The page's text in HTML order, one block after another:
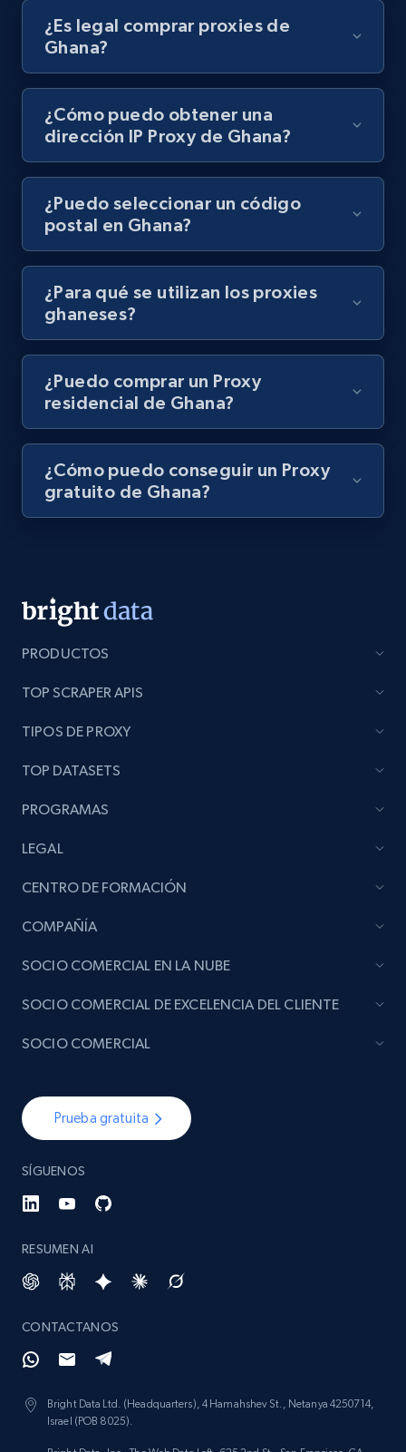
¿Es legal comprar proxies de
Ghana?
¿Cómo puedo obtener una
dirección IP Proxy de Ghana?
¿Puedo seleccionar un código
postal en Ghana?
¿Para qué se utilizan los proxies
ghaneses?
¿Puedo comprar un Proxy
residencial de Ghana?
¿Cómo puedo conseguir un Proxy
gratuito de Ghana?
PRODUCTOS
TOP SCRAPER APIS
TIPOS DE PROXY
TOP DATASETS
PROGRAMAS
LEGAL
CENTRO DE FORMACIÓN
COMPAÑÍA
Prueba gratuita
SÍGUENOS
RESUMEN AI
CONTACTANOS
Bright Data Ltd. (Headquarters), 4 Hamahshev St., Netanya 4250714,
Israel (POB 8025).
SOCIO COMERCIAL EN LA NUBE
SOCIO COMERCIAL DE EXCELENCIA DEL CLIENTE
SOCIO COMERCIAL